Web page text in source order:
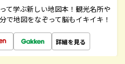
て学ぶ新しい地図本！観光名所や
で地図をなぞって脳もイキイキ！
詳細を見る